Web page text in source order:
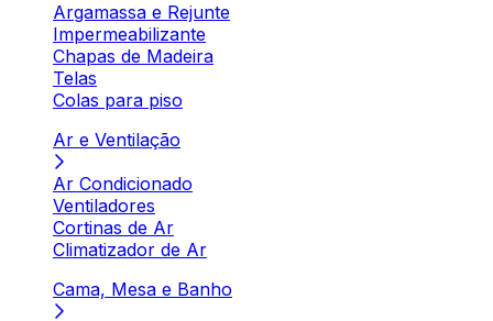
Argamassa e Rejunte
Impermeabilizante
Chapas de Madeira
Telas
Colas para piso
Ar e Ventilação
Ar Condicionado
Ventiladores
Cortinas de Ar
Climatizador de Ar
Cama, Mesa e Banho